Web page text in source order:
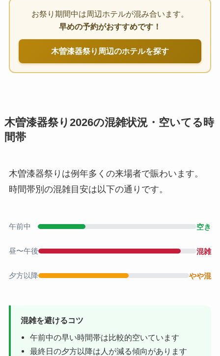
お祭り期間中は周辺ホテルが混み合います。
早めの予約がおすすめです！
木曽漆器祭り周辺のホテルを探す
木曽漆器祭り2026の混雑状況・空いてる時
間帯
木曽漆器祭りは例年多くの来場者で賑わいます。
時間帯別の混雑目安は以下の通りです。
午前中 空き
昼〜午後 混雑
夕方以降 やや混
混雑を避けるコツ
午前中の早い時間帯は比較的空いています
最終日の夕方以降は人が減る傾向があります